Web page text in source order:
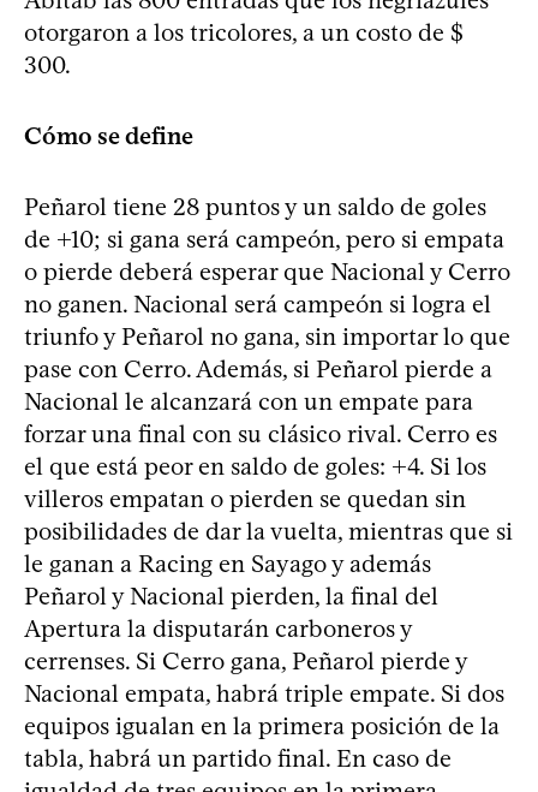
otorgaron a los tricolores, a un costo de $
300.
Cómo se define
Peñarol tiene 28 puntos y un saldo de goles
de +10; si gana será campeón, pero si empata
o pierde deberá esperar que Nacional y Cerro
no ganen. Nacional será campeón si logra el
triunfo y Peñarol no gana, sin importar lo que
pase con Cerro. Además, si Peñarol pierde a
Nacional le alcanzará con un empate para
forzar una final con su clásico rival. Cerro es
el que está peor en saldo de goles: +4. Si los
villeros empatan o pierden se quedan sin
posibilidades de dar la vuelta, mientras que si
le ganan a Racing en Sayago y además
Peñarol y Nacional pierden, la final del
Apertura la disputarán carboneros y
cerrenses. Si Cerro gana, Peñarol pierde y
Nacional empata, habrá triple empate. Si dos
equipos igualan en la primera posición de la
tabla, habrá un partido final. En caso de